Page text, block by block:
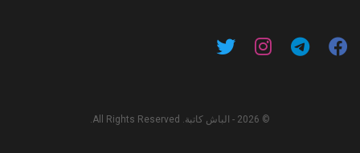
© 2026 - الباش كاتبة. All Rights Reserved.